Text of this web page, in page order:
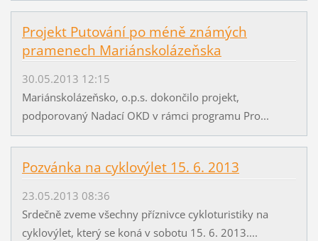
Projekt Putování po méně známých
pramenech Mariánskolázeňska
30.05.2013 12:15
Mariánskolázeňsko, o.p.s. dokončilo projekt,
podporovaný Nadací OKD v rámci programu Pro...
Pozvánka na cyklovýlet 15. 6. 2013
23.05.2013 08:36
Srdečně zveme všechny příznivce cykloturistiky na
cyklovýlet, který se koná v sobotu 15. 6. 2013....